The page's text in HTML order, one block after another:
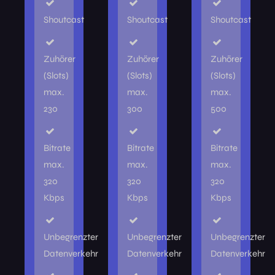
Shoutcast
Zuhörer
(Slots)
max.
230
Bitrate
max.
320
Kbps
Unbegrenzter
Datenverkehr
Shoutcast
Zuhörer
(Slots)
max.
300
Bitrate
max.
320
Kbps
Unbegrenzter
Datenverkehr
Shoutcast
Zuhörer
(Slots)
max.
500
Bitrate
max.
320
Kbps
Unbegrenzter
Datenverkehr